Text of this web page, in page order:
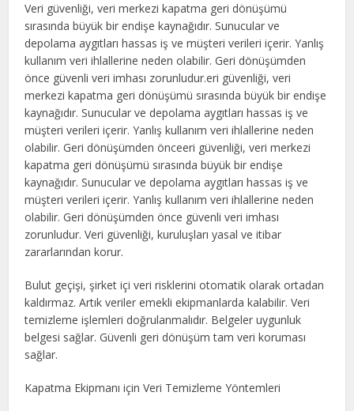
Veri güvenliği, veri merkezi kapatma geri dönüşümü
sırasında büyük bir endişe kaynağıdır. Sunucular ve
depolama aygıtları hassas iş ve müşteri verileri içerir. Yanlış
kullanım veri ihlallerine neden olabilir. Geri dönüşümden
önce güvenli veri imhası zorunludur.eri güvenliği, veri
merkezi kapatma geri dönüşümü sırasında büyük bir endişe
kaynağıdır. Sunucular ve depolama aygıtları hassas iş ve
müşteri verileri içerir. Yanlış kullanım veri ihlallerine neden
olabilir. Geri dönüşümden önceeri güvenliği, veri merkezi
kapatma geri dönüşümü sırasında büyük bir endişe
kaynağıdır. Sunucular ve depolama aygıtları hassas iş ve
müşteri verileri içerir. Yanlış kullanım veri ihlallerine neden
olabilir. Geri dönüşümden önce güvenli veri imhası
zorunludur. Veri güvenliği, kuruluşları yasal ve itibar
zararlarından korur.
Bulut geçişi, şirket içi veri risklerini otomatik olarak ortadan
kaldırmaz. Artık veriler emekli ekipmanlarda kalabilir. Veri
temizleme işlemleri doğrulanmalıdır. Belgeler uygunluk
belgesi sağlar. Güvenli geri dönüşüm tam veri koruması
sağlar.
Kapatma Ekipmanı için Veri Temizleme Yöntemleri